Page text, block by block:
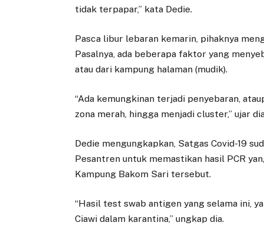
tidak terpapar,” kata Dedie.
Pasca libur lebaran kemarin, pihaknya
Pasalnya, ada beberapa faktor yang
atau dari kampung halaman (mudik).
“Ada kemungkinan terjadi penyebaran,
zona merah, hingga menjadi cluster,” ujar
Dedie mengungkapkan, Satgas Covid-19
Pesantren untuk memastikan hasil PCR
Kampung Bakom Sari tersebut.
“Hasil test swab antigen yang selama ini,
Ciawi dalam karantina,” ungkap dia.